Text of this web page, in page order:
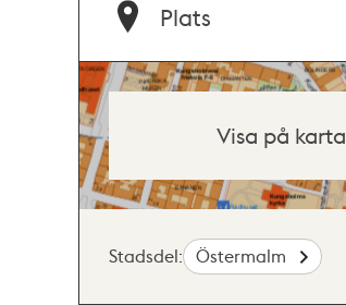
Plats
Visa på karta
Stadsdel: Östermalm